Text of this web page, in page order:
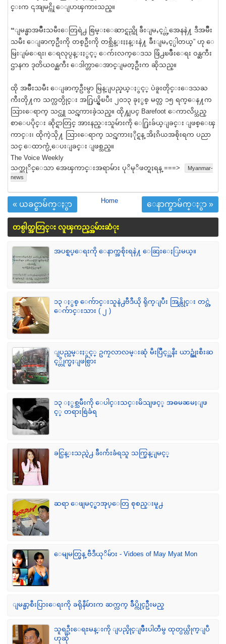
င္းက ၎အျမင္ကို ေျပာၾကားသည္။
“ျမန္မာအမ်ဳိးသမီးေတြရဲ႕ စြမ္းေဆာင္ရည္ကို ခ်ီးျမႇင့္တဲ့အေနနဲ႔ ဒီအမ်ဳိး
သမီး ေျခာက္ဦးကို တစ္ဦးကို တစ္သိန္းႏႈန္းနဲ႔ ခ်ီးျမႇင့္ပါတယ္” ဟု ေ
မြးျမဴေရး၊ ေရလုပ္ငန္းႏွင့္ ေက်းလက္ေဒသ ဖြံ႕ၿဖဳိးေရး ဝန္ႀကီး
ဌာနက ဒုတိယဝန္ႀကီး ေဒါက္တာေအာင္ျမတ္ဦးက ဆိုသည္။
ထို အမ်ဳိးသမီး ေျခာက္ဦးမွာ မြန္ျပည္နယ္ႏွင့္ ပဲခူးတိုင္းေဒသႀ
ကီးတို႔က သက္လတ္ပိုင္း အ႐ြယ္ရွိၿပီး ၂၀၁၃ ခုႏွစ္ မတ္လ ၁၅ ရက္ေန႔က
သြားေရာက္ သင္ယူ သင္ၾကားခဲ့သည္။ ထို႔ျပင္ Barefoot ေကာလိပ္သည္
စာေပပိုင္း ဆိုင္ရာတြင္ အားနည္းသူမ်ားကို ေ႐ြးခ်ယ္ျခင္း ျဖစ္ေၾ
ကာင္း၊ ထိုကဲ့သို႔ သြားေရာက္ သင္ၾကားႏိုင္ရန္ အိႏၵိယအစိုးရက ပညာ
သင္ ေထာက္ပံ့ေပးျခင္း ျဖစ္သည္။
The Voice Weekly
သက္ဆုိင္ေသာ အေၾကာင္းအရာမ်ား ပုိမုိဖတ္ရႈရန္ ===>
Myanmar-
news
« ယခင္စာမ်က္ႏွာ Home ေနာက္စာမ်က္ႏွာ »
တစ္ပါတ္အတြင္း လူၾကည့္အမ်ားဆံုး
အပစ္ရပ္ေရးကို ေနာက္အစိုးရနဲ႔ ေဆြးေႏြးမယ္။
၁၃ ႏွစ္ ေက်ာင္းသူနဲ႕ဗီဒီယို ရိုက္ျပီး အြန္လိုင္း တင္တဲ့
ေက်ာင္းသား ( ၂ )
ျပည္လမ္းႏွင့္ ဥကၠလာလမ္းဆုံ မီးပြိဳင့္အနီး ယာဥ္သုံးစီးဆ
င့္တိုက္မႈျဖစ္ပြား
၁၃ ႏွစ္သမီးကို ေပါင္းသင္းမိသျဖင့္ အဓမၼမႈျဖ
င့္ တရားစြဲခံရ
ခင္ပြန္းသည္ရဲ႕ ခ်ီးက်ဴးခံရသူ သက္မြန္ျမင့္
ဆရာ ေဖျမင့္စာအုပ္ေတြ စုစည္းမူ႕
ေမျမတ္မြန္ ဗီဒီယုိမ်ား - Vidoes of May Myat Mon
ျမန္မာ့စီးပြားေရးကို ခရိုနီမ်ားက ဆက္လက္ ခ်ဳပ္ကိုင္ဥိီးမည္
သူရဦးေရႊမန္းကို ျပည္ခိုင္ျဖိဳးပါတီမွ ထုတ္ပယ္လိုက္ျပီ
ဟုဆို